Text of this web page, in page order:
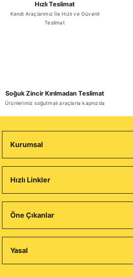
Hızlı Teslimat
Kendi Araçlarımız İle Hızlı ve Güvenli
Teslimat
Soğuk Zincir Kırılmadan Teslimat
Ürünlerimiz soğutmalı araçlarla kapnızda
Kurumsal
Hızlı Linkler
Öne Çıkanlar
Yasal